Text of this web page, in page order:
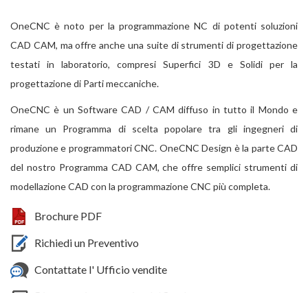
OneCNC è noto per la programmazione NC di potenti soluzioni
CAD CAM, ma offre anche una suite di strumenti di progettazione
testati in laboratorio, compresi Superfici 3D e Solidi per la
progettazione di Parti meccaniche.
OneCNC è un Software CAD / CAM diffuso in tutto il Mondo e
rimane un Programma di scelta popolare tra gli ingegneri di
produzione e programmatori CNC. OneCNC Design è la parte CAD
del nostro Programma CAD CAM, che offre semplici strumenti di
modellazione CAD con la programmazione CNC più completa.
Brochure PDF
Richiedi un Preventivo
Contattate l' Ufficio vendite